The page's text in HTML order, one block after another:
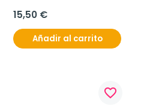
15,50 €
Añadir al carrito
favorite_border